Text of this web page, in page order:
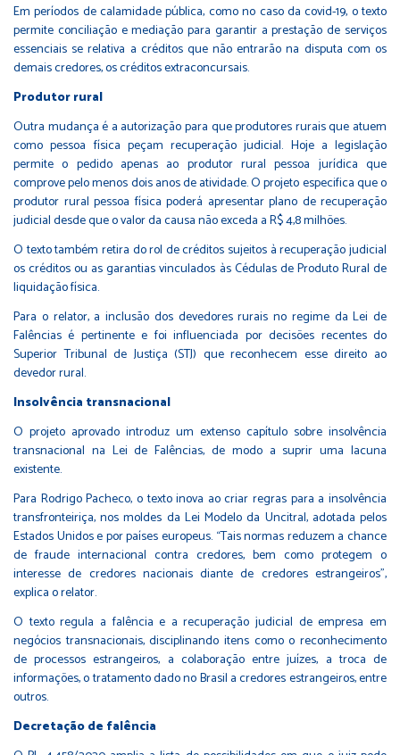
Em períodos de calamidade pública, como no caso da covid-19, o texto
permite conciliação e mediação para garantir a prestação de serviços
essenciais se relativa a créditos que não entrarão na disputa com os
demais credores, os créditos extraconcursais.
Produtor rural
Outra mudança é a autorização para que produtores rurais que atuem
como pessoa física peçam recuperação judicial. Hoje a legislação
permite o pedido apenas ao produtor rural pessoa jurídica que
comprove pelo menos dois anos de atividade. O projeto especifica que o
produtor rural pessoa física poderá apresentar plano de recuperação
judicial desde que o valor da causa não exceda a R$ 4,8 milhões.
O texto também retira do rol de créditos sujeitos à recuperação judicial
os créditos ou as garantias vinculados às Cédulas de Produto Rural de
liquidação física.
Para o relator, a inclusão dos devedores rurais no regime da Lei de
Falências é pertinente e foi influenciada por decisões recentes do
Superior Tribunal de Justiça (STJ) que reconhecem esse direito ao
devedor rural.
Insolvência transnacional
O projeto aprovado introduz um extenso capítulo sobre insolvência
transnacional na Lei de Falências, de modo a suprir uma lacuna
existente.
Para Rodrigo Pacheco, o texto inova ao criar regras para a insolvência
transfronteiriça, nos moldes da Lei Modelo da Uncitral, adotada pelos
Estados Unidos e por países europeus. “Tais normas reduzem a chance
de fraude internacional contra credores, bem como protegem o
interesse de credores nacionais diante de credores estrangeiros”,
explica o relator.
O texto regula a falência e a recuperação judicial de empresa em
negócios transnacionais, disciplinando itens como o reconhecimento
de processos estrangeiros, a colaboração entre juízes, a troca de
informações, o tratamento dado no Brasil a credores estrangeiros, entre
outros.
Decretação de falência